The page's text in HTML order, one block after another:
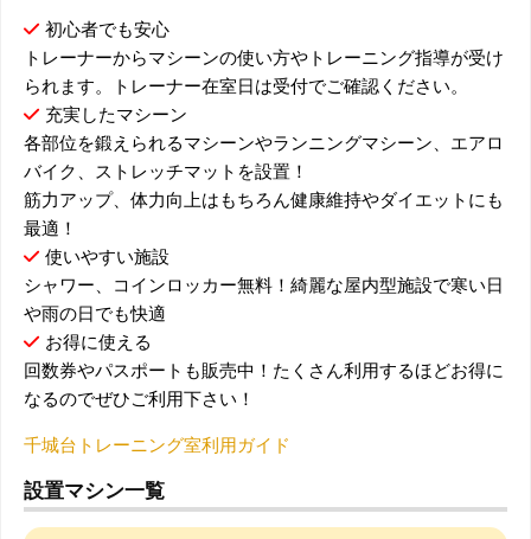
初心者でも安心
トレーナーからマシーンの使い方やトレーニング指導が受け
られます。トレーナー在室日は受付でご確認ください。
充実したマシーン
各部位を鍛えられるマシーンやランニングマシーン、エアロ
バイク、ストレッチマットを設置！
筋力アップ、体力向上はもちろん健康維持やダイエットにも
最適！
使いやすい施設
シャワー、コインロッカー無料！綺麗な屋内型施設で寒い日
や雨の日でも快適
お得に使える
回数券やパスポートも販売中！たくさん利用するほどお得に
なるのでぜひご利用下さい！
千城台トレーニング室利用ガイド
設置マシン一覧